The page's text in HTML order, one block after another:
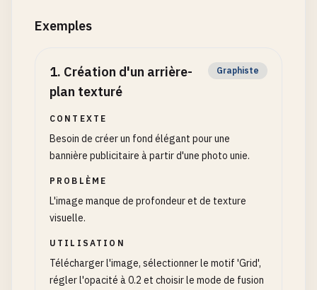
Exemples
1. Création d'un arrière-
plan texturé
Graphiste
CONTEXTE
Besoin de créer un fond élégant pour une
bannière publicitaire à partir d'une photo unie.
PROBLÈME
L'image manque de profondeur et de texture
visuelle.
UTILISATION
Télécharger l'image, sélectionner le motif 'Grid',
régler l'opacité à 0.2 et choisir le mode de fusion